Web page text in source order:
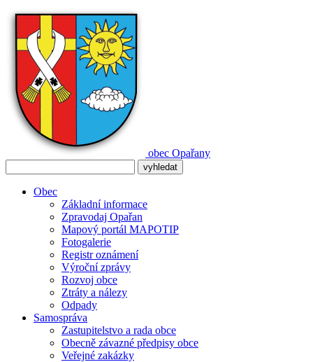
obec Opařany
Obec
Základní informace
Zpravodaj Opařan
Mapový portál MAPOTIP
Fotogalerie
Registr oznámení
Výroční zprávy
Rozvoj obce
Ztráty a nálezy
Odpady
Samospráva
Zastupitelstvo a rada obce
Obecně závazné předpisy obce
Veřejné zakázky